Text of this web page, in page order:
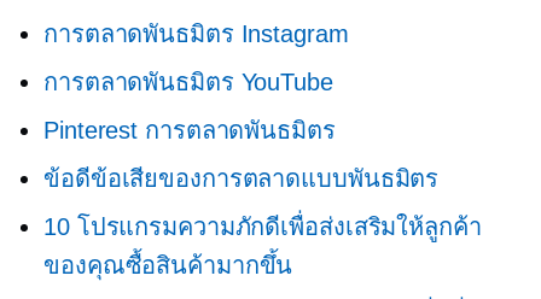
การตลาดพันธมิตร Instagram
การตลาดพันธมิตร YouTube
Pinterest การตลาดพันธมิตร
ข้อดีข้อเสียของการตลาดแบบพันธมิตร
10 โปรแกรมความภักดีเพื่อส่งเสริมให้ลูกค้า
ของคุณซื้อสินค้ามากขึ้น